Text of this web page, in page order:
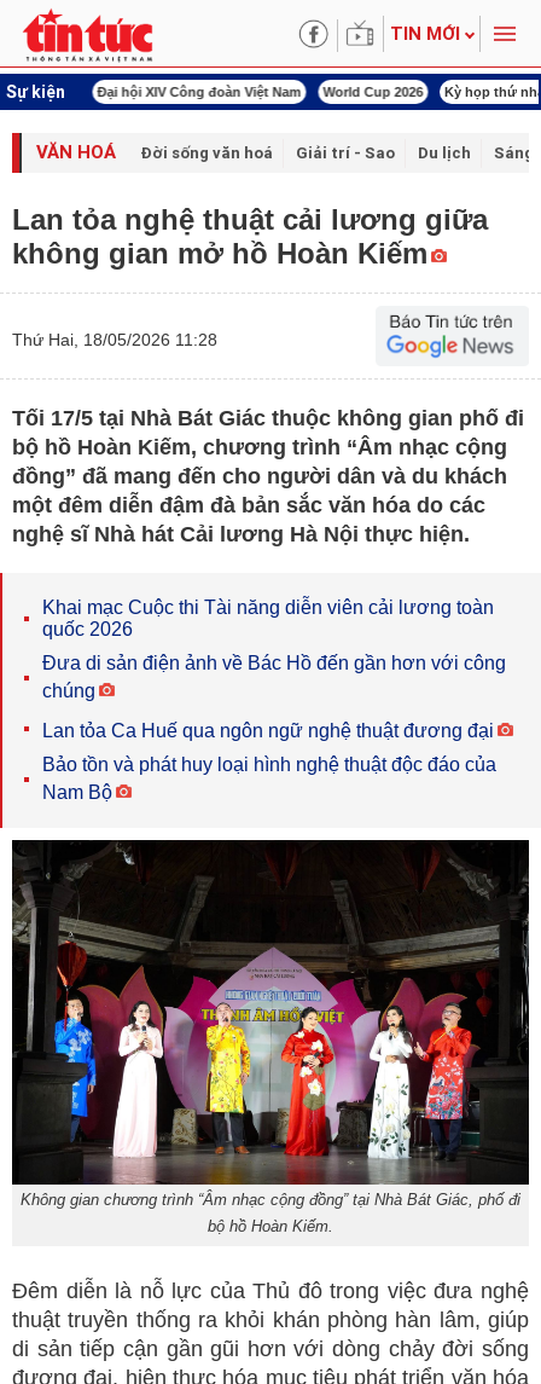
TIN MỚI
Sự kiện
ngày đêm Đại hội XIV Công đoàn Việt Nam World Cup 2026 Kỳ họp thứ
VĂN HOÁ Đời sống văn hoá Giải trí - Sao Du lịch Sáng
Lan tỏa nghệ thuật cải lương giữa
không gian mở hồ Hoàn Kiếm
Thứ Hai, 18/05/2026 11:28
Tối 17/5 tại Nhà Bát Giác thuộc không gian phố đi
bộ hồ Hoàn Kiếm, chương trình “Âm nhạc cộng
đồng” đã mang đến cho người dân và du khách
một đêm diễn đậm đà bản sắc văn hóa do các
nghệ sĩ Nhà hát Cải lương Hà Nội thực hiện.
Khai mạc Cuộc thi Tài năng diễn viên cải lương toàn
quốc 2026
Đưa di sản điện ảnh về Bác Hồ đến gần hơn với công
chúng
Lan tỏa Ca Huế qua ngôn ngữ nghệ thuật đương đại
Bảo tồn và phát huy loại hình nghệ thuật độc đáo của
Nam Bộ
Không gian chương trình “Âm nhạc cộng đồng” tại Nhà Bát Giác, phố đi
bộ hồ Hoàn Kiếm.
Đêm diễn là nỗ lực của Thủ đô trong việc đưa nghệ
thuật truyền thống ra khỏi khán phòng hàn lâm, giúp
di sản tiếp cận gần gũi hơn với dòng chảy đời sống
đương đại, hiện thực hóa mục tiêu phát triển văn hóa